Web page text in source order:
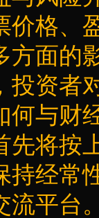
价格、
方面的
投资
何与财
先将按
持经常
流平台